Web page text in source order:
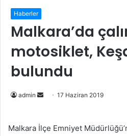
Haberler
Malkara’da
motosiklet,
bulundu
admin
Bir
göndermek
17 Haziran 2019
Malkara İlçe Emniyet